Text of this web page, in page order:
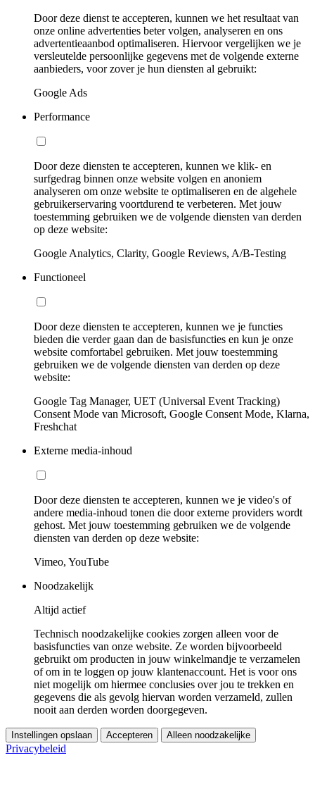
Door deze dienst te accepteren, kunnen we het resultaat van
onze online advertenties beter volgen, analyseren en ons
advertentieaanbod optimaliseren. Hiervoor vergelijken we je
versleutelde persoonlijke gegevens met de volgende externe
aanbieders, voor zover je hun diensten al gebruikt:
Google Ads
Performance
Door deze diensten te accepteren, kunnen we klik- en
surfgedrag binnen onze website volgen en anoniem
analyseren om onze website te optimaliseren en de algehele
gebruikerservaring voortdurend te verbeteren. Met jouw
toestemming gebruiken we de volgende diensten van derden
op deze website:
Google Analytics, Clarity, Google Reviews, A/B-Testing
Functioneel
Door deze diensten te accepteren, kunnen we je functies
bieden die verder gaan dan de basisfuncties en kun je onze
website comfortabel gebruiken. Met jouw toestemming
gebruiken we de volgende diensten van derden op deze
website:
Google Tag Manager, UET (Universal Event Tracking)
Consent Mode van Microsoft, Google Consent Mode, Klarna,
Freshchat
Externe media-inhoud
Door deze diensten te accepteren, kunnen we je video's of
andere media-inhoud tonen die door externe providers wordt
gehost. Met jouw toestemming gebruiken we de volgende
diensten van derden op deze website:
Vimeo, YouTube
Noodzakelijk
Altijd actief
Technisch noodzakelijke cookies zorgen alleen voor de
basisfuncties van onze website. Ze worden bijvoorbeeld
gebruikt om producten in jouw winkelmandje te verzamelen
of om in te loggen op jouw klantenaccount. Het is voor ons
niet mogelijk om hiermee conclusies over jou te trekken en
gegevens die als gevolg hiervan worden verzameld, zullen
nooit aan derden worden doorgegeven.
Instellingen opslaan Accepteren Alleen noodzakelijke
Privacybeleid